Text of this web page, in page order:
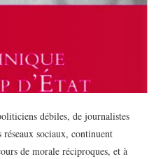
débiles, de journalistes
sociaux, continuent
de morale réciproques, et à